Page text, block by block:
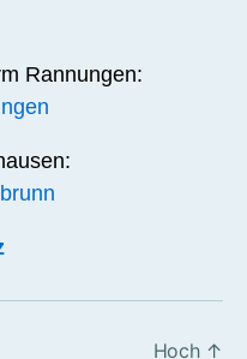
Rannungen:
Hoch ↑